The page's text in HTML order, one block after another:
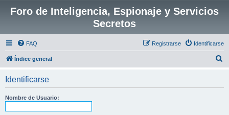
Foro de Inteligencia, Espionaje y Servicios
Secretos
FAQ Identificarse
Registrarse
Índice general
Identificarse
Nombre de Usuario: